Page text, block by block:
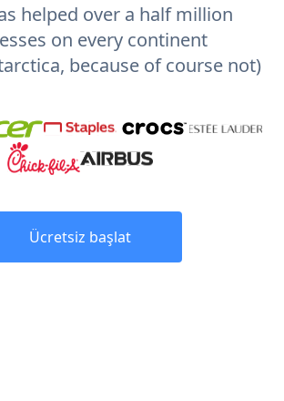
helped over a half million
on every continent
because of course not)
Ücretsiz başlat